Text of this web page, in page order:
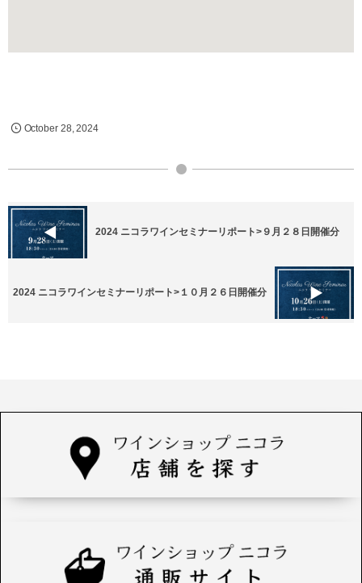
October 28 ,2024
2024 ニコラワインセミナーリポート>９月２８日開催分
2024 ニコラワインセミナーリポート>１０月２６日開催分